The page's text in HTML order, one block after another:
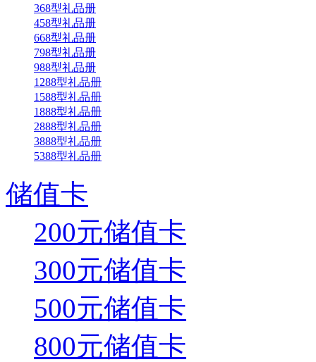
368型礼品册
458型礼品册
668型礼品册
798型礼品册
988型礼品册
1288型礼品册
1588型礼品册
1888型礼品册
2888型礼品册
3888型礼品册
5388型礼品册
储值卡
200元储值卡
300元储值卡
500元储值卡
800元储值卡